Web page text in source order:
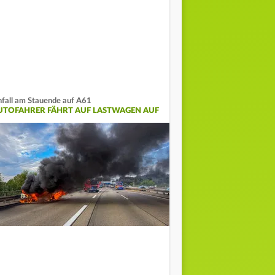
am Stauende auf A61
FÄHRT AUF LASTWAGEN AUF